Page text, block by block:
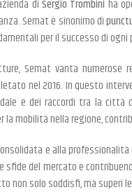
di Sergio Trombini ha
Semat è sinonimo di
per il successo di
Semat vanta
nel 2016. In questo
e dei raccordi tra la città
mobilità nella regione,
e alla
sfide del mercato e
non solo soddisfi, ma superi